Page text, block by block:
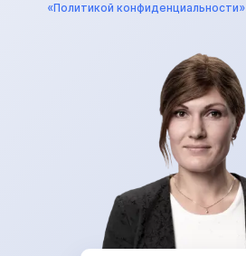
«Политикой конфиденциальности»